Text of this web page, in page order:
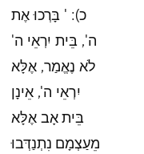
כ): ' בָּרְכוּ אֶת
ה', בֵּית יִרְאֵי ה'
לֹא נֶאֱמַר, אֶלָּא
יִרְאֵי ה', אֵינָן
בֵּית אָב אֶלָּא
מֵעַצְמָם נִתְנַדְּבוּ